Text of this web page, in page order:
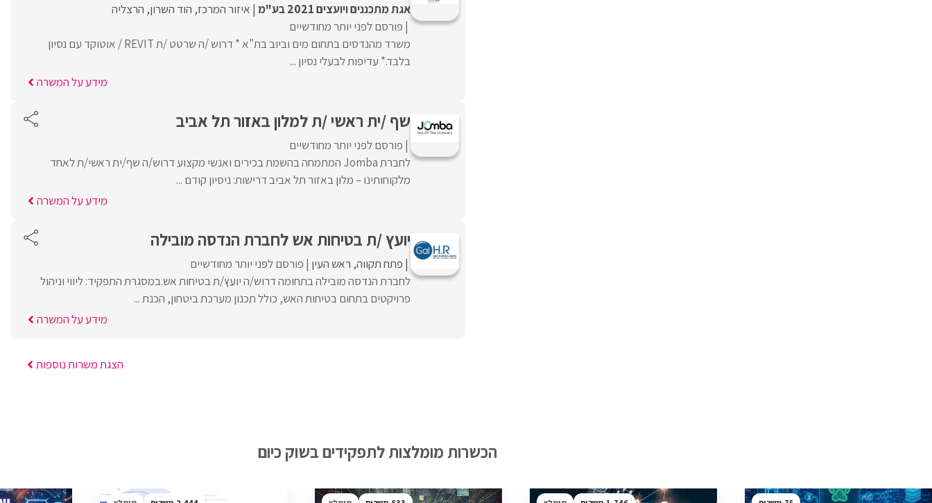
אגת מתכננים ויועצים 2021 בע"מ איזור המרכז הוד השרון הרצליה
פורסם לפני יותר מחודשיים
משרד מהנדסים בתחום מים וביוב בת"א * דרוש /ה שרטט /ת REVIT / אוטוקד עם נסיון
בלבד.* עדיפות לבעלי נסיון ...
מידע על המשרה
שף /ית ראשי /ת למלון באזור תל אביב
פורסם לפני יותר מחודשיים
לחברת Jomba המתמחה בהשמת בכירים ואנשי מקצוע דרוש/ה שף/ית ראשי/ת לאחד
מלקוחותינו – מלון באזור תל אביב דרישות: ניסיון קודם ...
מידע על המשרה
יועץ /ת בטיחות אש לחברת הנדסה מובילה
פתח תקווה ראש העין פורסם לפני יותר מחודשיים
לחברת הנדסה מובילה בתחומה דרוש/ה יועץ/ת בטיחות אש.במסגרת התפקיד: ליווי וניהול
פרויקטים בתחום בטיחות האש, כולל תכנון מערכת ביטחון, הכנת ...
מידע על המשרה
הצגת משרות נוספות
הכשרות מומלצות לתפקידים בשוק כיום